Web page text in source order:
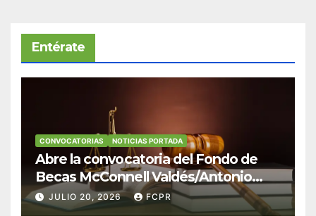
Entérate
CONVOCATORIAS NOTICIAS PORTADA
Abre la convocatoria del Fondo de
Becas McConnell Valdés/Antonio
Escudero Viera para estudiantes de
Derecho en Puerto Rico
JULIO 20, 2026 FCPR